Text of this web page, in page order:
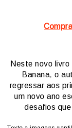
Neste novo
Banana, o
regressar aos
um novo ano
desafios